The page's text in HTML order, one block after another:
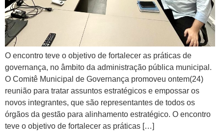
O encontro teve o objetivo de fortalecer as práticas de
governança, no âmbito da administração pública municipal.
O Comitê Municipal de Governança promoveu ontem(24)
reunião para tratar assuntos estratégicos e empossar os
novos integrantes, que são representantes de todos os
órgãos da gestão para alinhamento estratégico. O encontro
teve o objetivo de fortalecer as práticas […]